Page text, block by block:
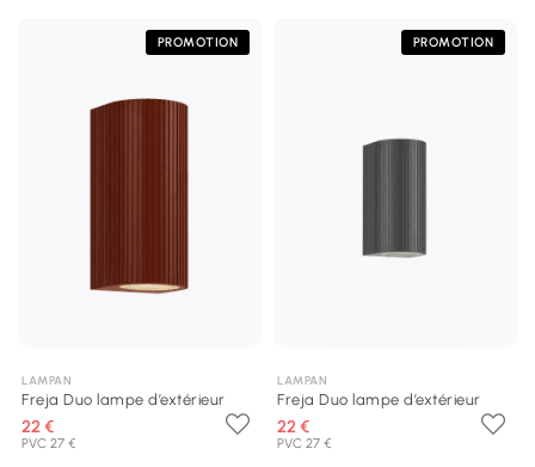
PROMOTION
LAMPAN
Freja Duo lampe d’extérieur
22 €
PVC 27 €
PROMOTION
LAMPAN
Freja Duo lampe d’extérieur
22 €
PVC 27 €